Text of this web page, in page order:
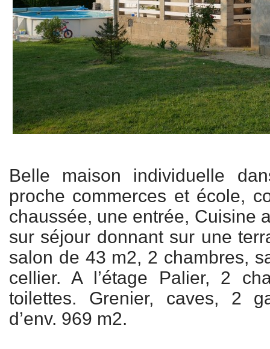
Belle maison individuelle
proche commerces et école,
chaussée, une entrée, Cuisine
sur séjour donnant sur une
salon de 43 m2, 2 chambres,
cellier. A l’étage Palier, 2
toilettes. Grenier, caves, 2
d’env. 969 m2.